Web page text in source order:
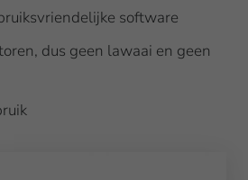
software
dus geen lawaai en geen